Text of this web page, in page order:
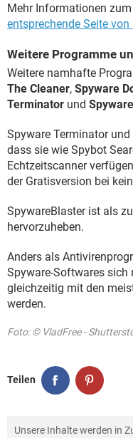
Mehr Informationen
entsprechende Seite
Weitere Programme
Weitere namhafte
The Cleaner, Spyware
Terminator und
Spyware Terminator
dass sie wie Spybot
Echtzeitscanner
der Gratisversion bei
SpywareBlaster ist als
hervorzuheben.
Anders als
Spyware-Softwares sich
gleichzeitig mit den
werden.
Foto: © VladFree -
Teilen
Unsere Inhalte werden in